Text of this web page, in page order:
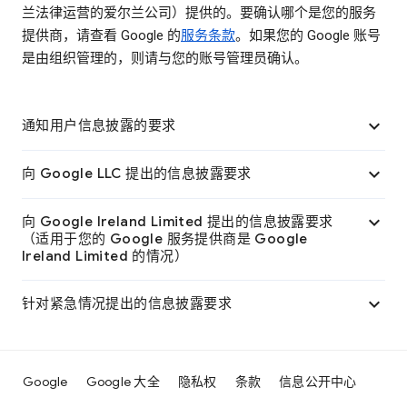
兰法律运营的爱尔兰公司）提供的。要确认哪个是您的服务
提供商，请查看 Google 的服务条款。如果您的 Google 账号
是由组织管理的，则请与您的账号管理员确认。
通知用户信息披露的要求 
向 Google LLC 提出的信息披露要求 
向 Google Ireland Limited 提出的信息披露要求
（适用于您的 Google 服务提供商是 Google
Ireland Limited 的情况）

针对紧急情况提出的信息披露要求 
Google Google 大全 隐私权 条款 信息公开中心